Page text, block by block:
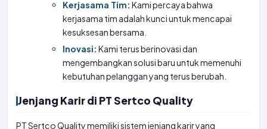
Kerjasama Tim: Kami percaya bahwa
kerjasama tim adalah kunci untuk mencapai
kesuksesan bersama.
Inovasi: Kami terus berinovasi dan
mengembangkan solusi baru untuk memenuhi
kebutuhan pelanggan yang terus berubah.
Jenjang Karir di PT Sertco Quality
PT Sertco Quality memiliki sistem jenjang karir yang